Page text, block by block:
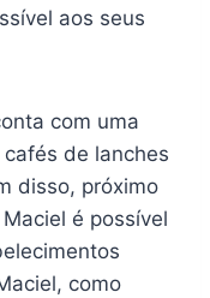
aos seus
com uma
de lanches
disso, próximo
é possível
como